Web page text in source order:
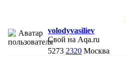
volodyvasiliev
Свой на Aqa.ru
5273 2320 Москва